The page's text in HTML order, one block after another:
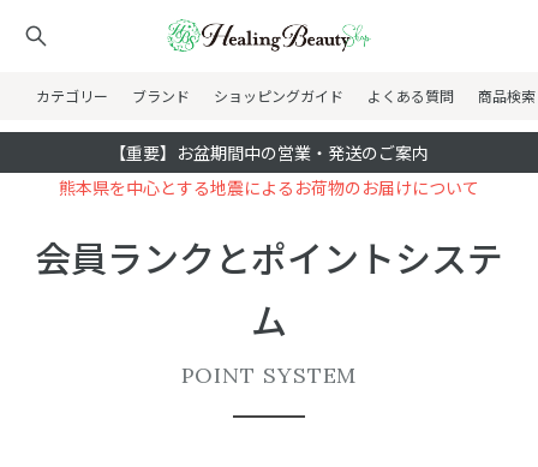
カテゴリー ブランド ショッピングガイド よくある質問 商品検索
【重要】お盆期間中の営業・発送のご案内
熊本県を中心とする地震によるお荷物のお届けについて
会員ランクとポイントシステ
ム
POINT SYSTEM